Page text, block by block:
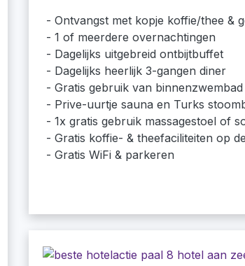
Ontvangst met kopje koffie/thee &
1 of meerdere overnachtingen
Dagelijks uitgebreid ontbijtbuffet
Dagelijks heerlijk 3-gangen diner
Gratis gebruik van binnenzwembad
Prive-uurtje sauna en Turks
1x gratis gebruik massagestoel of
Gratis koffie- & theefaciliteiten op
Gratis WiFi & parkeren